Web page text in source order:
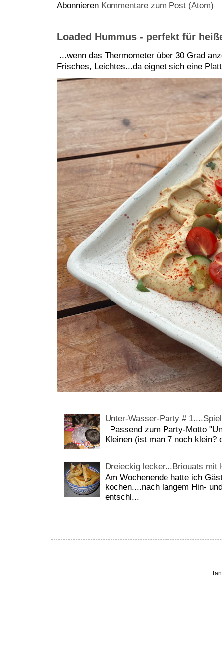
Abonnieren Kommentare zum Post (Atom)
Loaded Hummus - perfekt für
...wenn das Thermometer über 30 Grad
Frisches, Leichtes...da eignet sich eine
Unter-Wasser-Party #
Passend zum Party-Motto
Kleinen (ist man 7 noch klein?
Dreieckig lecker...Briouats mit
Am Wochenende hatte ich
kochen....nach langem Hin-
entschl...